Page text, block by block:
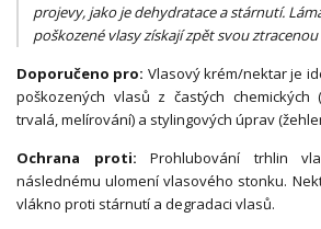
projevy, jako je dehydratace a stárnutí.
poškozené vlasy získají zpět svou
Doporučeno pro: Vlasový krém/nektar je
poškozených vlasů z častých chemických
trvalá, melírování) a stylingových úprav
Ochrana proti: Prohlubování trhlin
následnému ulomení vlasového stonku.
vlákno proti stárnutí a degradaci vlasů.